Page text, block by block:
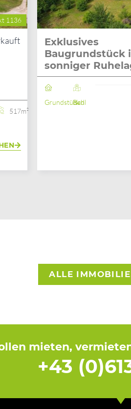
1136
517m²
Exklusives
Baugrundstück
sonniger
GrundstückBad Ischl
ALLE
mieten,
+43